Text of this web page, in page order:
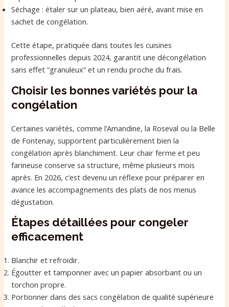
Séchage : étaler sur un plateau, bien aéré, avant mise en
sachet de congélation.
Cette étape, pratiquée dans toutes les cuisines
professionnelles depuis 2024, garantit une décongélation
sans effet “granuleux” et un rendu proche du frais.
Choisir les bonnes variétés pour la
congélation
Certaines variétés, comme l’Amandine, la Roseval ou la Belle
de Fontenay, supportent particulièrement bien la
congélation après blanchiment. Leur chair ferme et peu
farineuse conserve sa structure, même plusieurs mois
après. En 2026, c’est devenu un réflexe pour préparer en
avance les accompagnements des plats de nos menus
dégustation.
Étapes détaillées pour congeler
efficacement
Blanchir et refroidir.
Égoutter et tamponner avec un papier absorbant ou un
torchon propre.
Portionner dans des sacs congélation de qualité supérieure